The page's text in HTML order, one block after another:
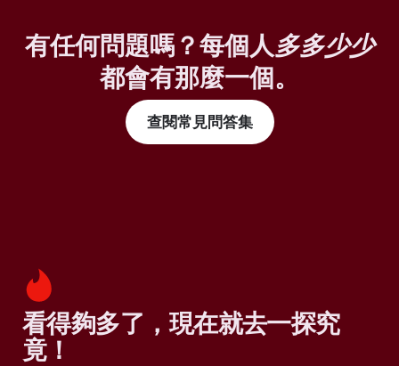
有任何問題嗎？每個人多多少少
都會有那麼一個。
查閱常見問答集
看得夠多了，現在就去一探究
竟！